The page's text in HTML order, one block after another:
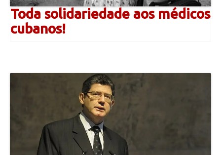
Toda solidariedade aos médicos
cubanos!